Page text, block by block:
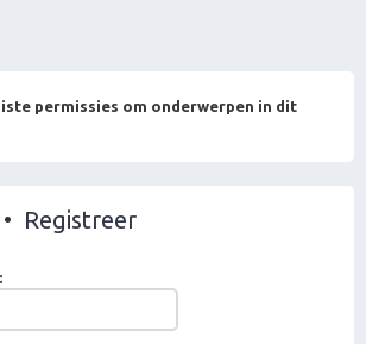
permissies om onderwerpen in dit
• Registreer